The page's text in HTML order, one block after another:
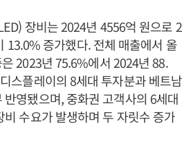
장비는 2024년 4556억 원으로 2
13.0% 증가했다. 전체 매출에서 올
2023년 75.6%에서 2024년 88.
스플레이의 8세대 투자분과 베트남
영됐으며, 중화권 고객사의 6세대
수요가 발생하며 두 자릿수 증가